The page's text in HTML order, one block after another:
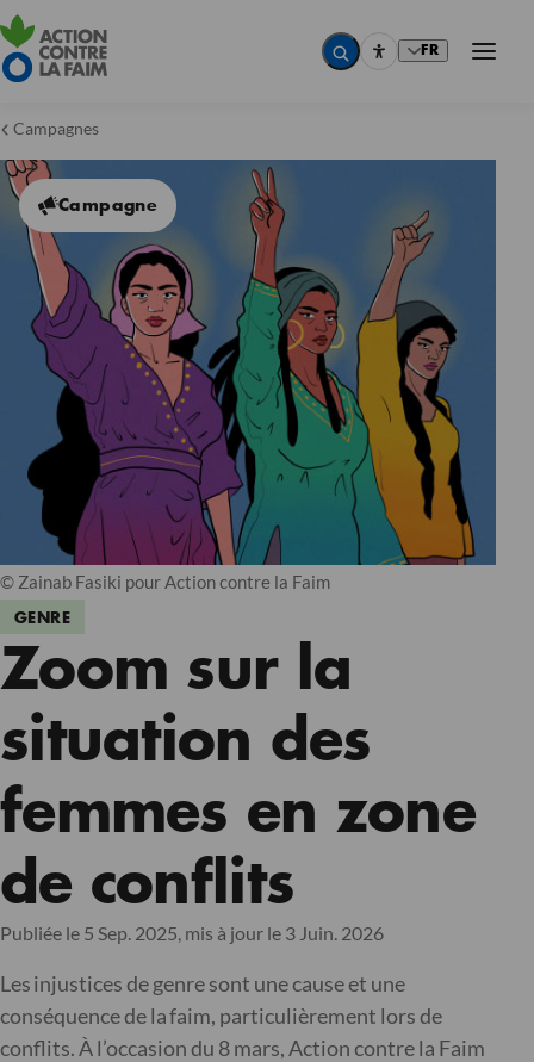
FR
Campagnes
Campagne
© Zainab Fasiki pour Action contre la Faim
GENRE
Zoom sur la
situation des
femmes en zone
de conflits
Publiée le 5 Sep. 2025, mis à jour le 3 Juin. 2026
Les injustices de genre sont une cause et une
conséquence de la faim, particulièrement lors de
conflits. À l’occasion du 8 mars, Action contre la Faim